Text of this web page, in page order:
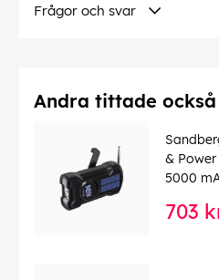
Frågor och svar
Andra tittade
& Power
5000
703